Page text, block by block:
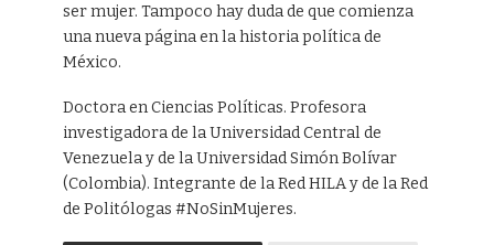
ser mujer. Tampoco hay duda de que comienza
una nueva página en la historia política de
México.
Doctora en Ciencias Políticas. Profesora
investigadora de la Universidad Central de
Venezuela y de la Universidad Simón Bolívar
(Colombia). Integrante de la Red HILA y de la Red
de Politólogas #NoSinMujeres.